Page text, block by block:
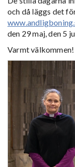
och då läggs det
den 29 maj, den 5
Varmt välkommen!